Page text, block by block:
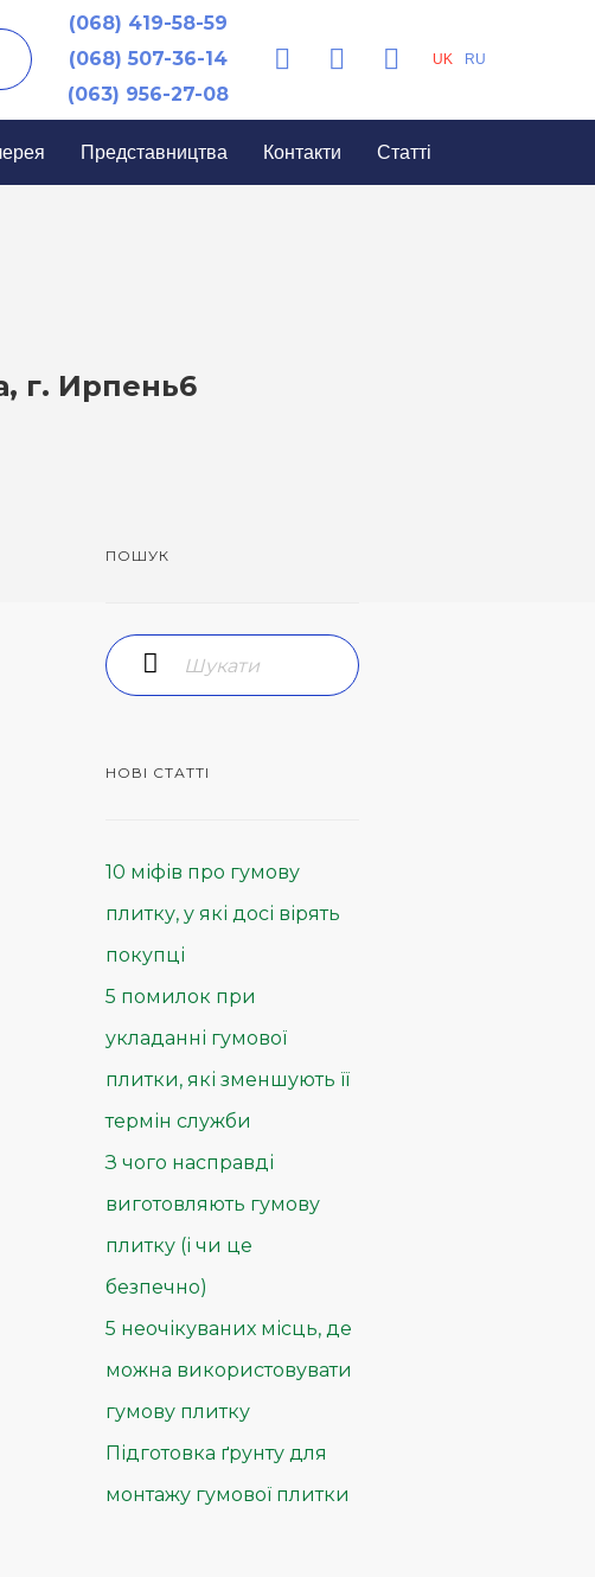
(068) 419-58-59
(068) 507-36-14
(063) 956-27-08
UK RU
Представництва Контакти Статті
г. Ирпень6
ПОШУК
НОВІ СТАТТІ
10 міфів про гумову
плитку, у які досі вірять
покупці
5 помилок при
укладанні гумової
плитки, які зменшують її
термін служби
З чого насправді
виготовляють гумову
плитку (і чи це
безпечно)
5 неочікуваних місць, де
можна використовувати
гумову плитку
Підготовка ґрунту для
монтажу гумової плитки